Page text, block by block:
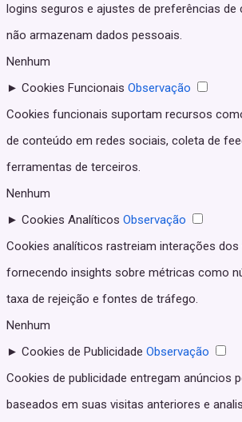
logins seguros e ajustes de preferências de
não armazenam dados pessoais.
Nenhum
► Cookies Funcionais Observação
Cookies funcionais suportam recursos
de conteúdo em redes sociais, coleta de
ferramentas de terceiros.
Nenhum
► Cookies Analíticos Observação
Cookies analíticos rastreiam interações dos
fornecendo insights sobre métricas como
taxa de rejeição e fontes de tráfego.
Nenhum
► Cookies de Publicidade Observação
Cookies de publicidade entregam anúncios
baseados em suas visitas anteriores e